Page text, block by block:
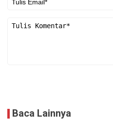
Baca Lainnya